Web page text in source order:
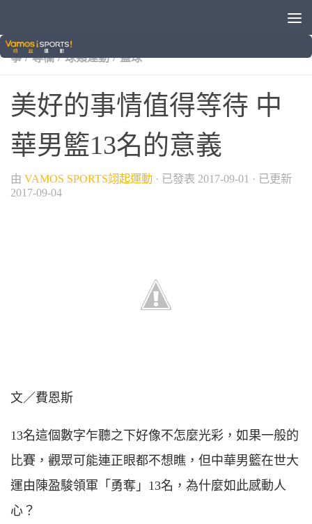
2017臺北世大運
事 / 專欄 / 球類運動 / 籃球
美好的事情值得等待 中
華男籃13名的意義
由 VAMOS SPORTS翊起運動 · 已發表 2017-09-01 · 已更新
2017-09-04
文／費恩斯
13名這個數字乍聽之下好像不怎麼光彩，如果一般的
比賽，觀眾可能連正眼都不想瞧，但中華男籃在世大
運由陳盈駿領軍「勇奪」13名，為什麼如此感動人
心？